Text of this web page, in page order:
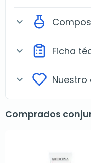
expand_more
expand_more Ficha
expand_more
Comprados